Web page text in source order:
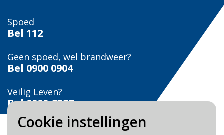
Cookie instellingen
Spoed
Bel 112
Geen spoed, wel brandweer?
Bel 0900 0904
Veilig Leven?
Bel 0900-8387